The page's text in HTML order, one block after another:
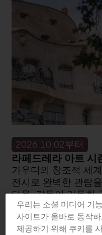
2026.10.02부터
라페드레라 아트 시
가우디의 창조적 세
전시로 완벽한 관람
다움, 감동이 가득한
적 관점이 한데 어우
일반 입장
학생
장애인 (33%)
장애인 (65%)
우리는 소셜 미디어 기
사이트가 올바로 동작
제공하기 위해 쿠키를